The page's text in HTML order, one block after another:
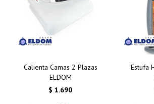
Calienta Camas 2 Plazas
ELDOM
$ 1.690
Estufa